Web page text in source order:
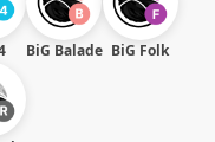
BiG Balade BiG Folk